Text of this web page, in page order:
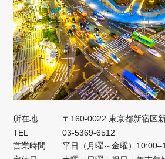
所在地
〒160-0022 東京都新宿区
TEL
03-5369-6512
営業時間
平日（月曜～金曜）